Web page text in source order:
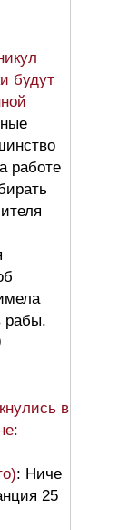
будут
работе
рабы.
в
: Ниче
25